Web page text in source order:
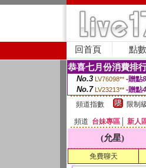
回首頁 點
恭喜七月份消費排
No.3 LV76098** -贈點
No.7 LV23213** -贈點
頻道指數
限制
頻道 台妹專區 新人
(允星)
免費聊天